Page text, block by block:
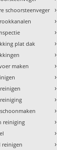
schoorsteenveger
plat dak
maken
reiniging
reinigen
›
›
›
›
›
›
›
›
›
›
›
›
›